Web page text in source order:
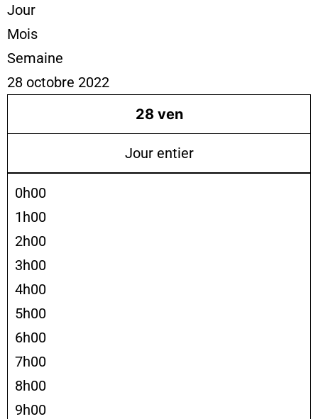
Jour
Mois
Semaine
28 octobre 2022
28 ven
Jour entier
0h00
1h00
2h00
3h00
4h00
5h00
6h00
7h00
8h00
9h00